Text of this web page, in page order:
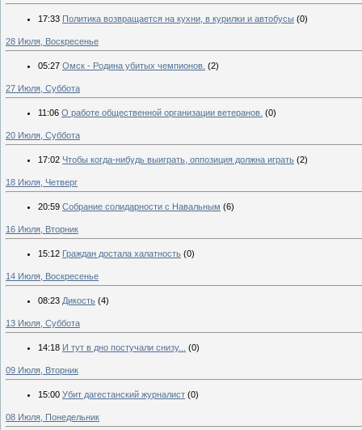
17:33 Политика возвращается на кухни, в курилки и автобусы (0)
28 Июля, Воскресенье
05:27 Омск - Родина убитых чемпионов. (2)
27 Июля, Суббота
11:06 О работе общественной организации ветеранов. (0)
20 Июля, Суббота
17:02 Чтобы когда-нибудь выиграть, оппозиция должна играть (2)
18 Июля, Четверг
20:59 Собрание солидарности с Навальным (6)
16 Июля, Вторник
15:12 Граждан достала халатность (0)
14 Июля, Воскресенье
08:23 Дикость (4)
13 Июля, Суббота
14:18 И тут в дно постучали снизу... (0)
09 Июля, Вторник
15:00 Убит дагестанский журналист (0)
08 Июля, Понедельник